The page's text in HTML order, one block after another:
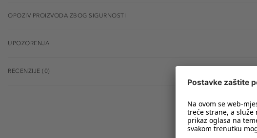
OPOZIV PROIZVODA ZBOG SIGURNOSTI
UPOZORENJA
RECENZIJE (0)